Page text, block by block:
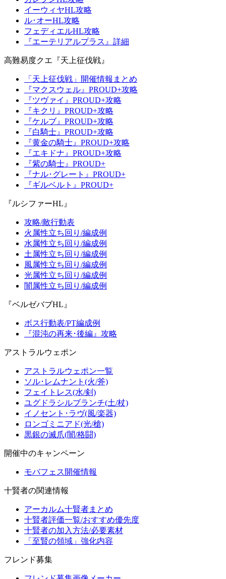
イーウィヤHL攻略
ル･オーHL攻略
フェディエルHL攻略
『エーテリアルプラス』詳細
高難易度クエ『天上征伐戦』
「天上征伐戦」開催情報まとめ
『マクスウェル』PROUD+攻略
『ツヴァイ』PROUD+攻略
『キクリ』PROUD+攻略
『ケルブ』PROUD+攻略
『白騎士』PROUD+攻略
『黄金の騎士』PROUD+攻略
『エキドナ』PROUD+攻略
『紫の騎士』PROUD+
『ナル･グレート』PROUD+
『ギルベルト』PROUD+
『ルシファーHL』
攻略/敵行動表
火属性立ち回り/編成例
水属性立ち回り/編成例
土属性立ち回り/編成例
風属性立ち回り/編成例
光属性立ち回り/編成例
闇属性立ち回り/編成例
『ベルゼバブHL』
ボス行動表/PT編成例
『混沌の再来･後編』攻略
アストラルウェポン
アストラルウェポン一覧
ソル･レムナント(火/斧)
フェイトレス(水/剣)
ユグドラシルブランチ(土/杖)
イノセント･ラヴ(風/楽器)
ロンゴミニアド(光/槍)
黒銀の滅爪(闇/格闘)
開催中のキャンペーン
モバフェス開催情報
十賢者の関連情報
アーカルム十賢者まとめ
十賢者評価一覧/おすすめ優先度
十賢者の加入方法/必要素材
「至賢の領域」強化内容
フレンド募集